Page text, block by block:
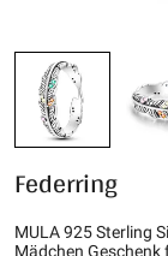
Federring
MULA 925 Sterling
Mädchen